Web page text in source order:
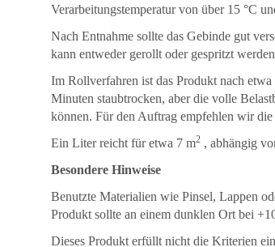
Verarbeitungstemperatur von über 15 °C
Nach Entnahme sollte das Gebinde gut
kann entweder gerollt oder gespritzt
Im Rollverfahren ist das Produkt nach
Minuten staubtrocken, aber die volle
können. Für den Auftrag empfehlen wir
Ein Liter reicht für etwa 7 m2 , abhängig
Besondere Hinweise
Benutzte Materialien wie Pinsel, Lappen
Produkt sollte an einem dunklen Ort bei
Dieses Produkt erfüllt nicht die Kriterien